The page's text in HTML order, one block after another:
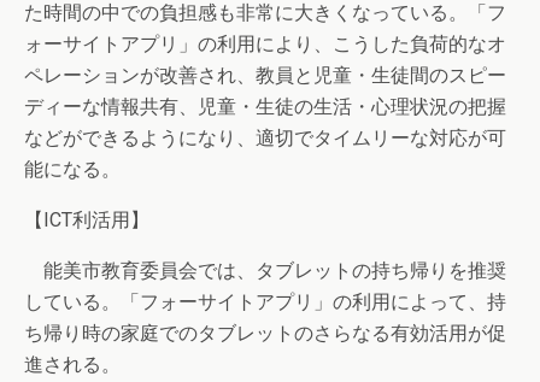
た時間の中での負担感も非常に大きくなっている。「フ
ォーサイトアプリ」の利用により、こうした負荷的なオ
ペレーションが改善され、教員と児童・生徒間のスピー
ディーな情報共有、児童・生徒の生活・心理状況の把握
などができるようになり、適切でタイムリーな対応が可
能になる。
【ICT利活用】
能美市教育委員会では、タブレットの持ち帰りを推奨
している。「フォーサイトアプリ」の利用によって、持
ち帰り時の家庭でのタブレットのさらなる有効活用が促
進される。